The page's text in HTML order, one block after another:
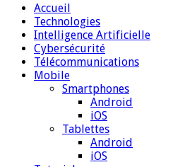
Accueil
Technologies
Intelligence Artificielle
Cybersécurité
Télécommunications
Mobile
Smartphones
Android
iOS
Tablettes
Android
iOS